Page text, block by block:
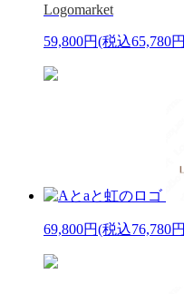
Logomarket
59,800円(税込65,780
69,800円(税込76,780